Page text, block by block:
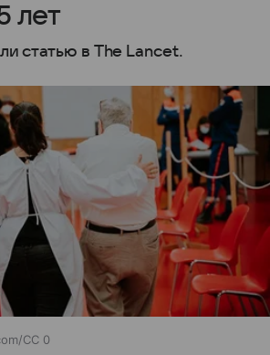
лет
статью в The Lancet.
CC 0